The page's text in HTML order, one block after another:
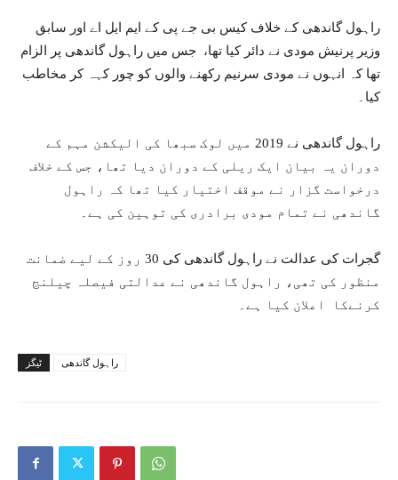
راہول گاندھی کے خلاف کیس بی جے پی کے ایم ایل اے اور سابق
وزیر پرنیش مودی نے دائر کیا تھا، جس میں راہول گاندھی پر الزام
تھا کہ انہوں نے مودی سرنیم رکھنے والوں کو چور کہہ کر مخاطب
کیا۔
راہول گاندھی نے 2019 میں لوک سبھا کی الیکشن مہم کے
دوران یہ بیان ایک ریلی کے دوران دیا تھا، جس کے خلاف
درخواست گزار نے موقف اختیار کیا تھا کہ راہول
گاندھی نے تمام مودی برادری کی توہین کی ہے۔
گجرات کی عدالت نے راہول گاندھی کی 30 روز کے لیے ضمانت
منظور کی تھی، راہول گاندھی نے عدالتی فیصلہ چیلنج
کرنےکا اعلان کیا ہے۔
ٹیگز راہول گاندھی